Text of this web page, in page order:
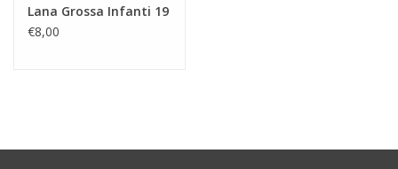
Sale / Coupons
Lana Grossa Infanti 19
€8,00